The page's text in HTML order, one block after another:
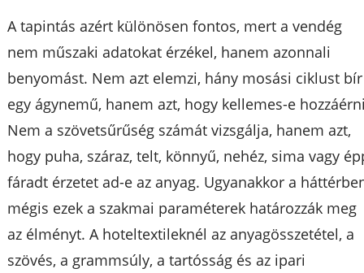
A tapintás azért különösen fontos, mert a vendég
nem műszaki adatokat érzékel, hanem azonnali
benyomást. Nem azt elemzi, hány mosási ciklust bír
egy ágynemű, hanem azt, hogy kellemes-e
Nem a szövetsűrűség számát vizsgálja, hanem azt,
hogy puha, száraz, telt, könnyű, nehéz, sima vagy
fáradt érzetet ad-e az anyag. Ugyanakkor a
mégis ezek a szakmai paraméterek határozzák meg
az élményt. A hoteltextileknél az anyagösszetétel, a
szövés, a grammsúly, a tartósság és az ipari